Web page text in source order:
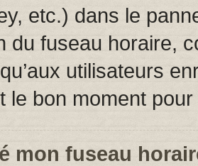
etc.) dans le
du fuseau horaire,
utilisateurs
le bon moment
mon fuseau